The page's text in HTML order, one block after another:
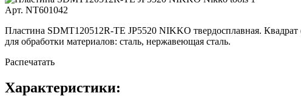
Арт. NT601042
Пластина SDMT120512R-TE JP5520 NIKKO твердосплавная.
для обработки материалов: сталь, нержавеющая сталь.
Распечатать
Характеристики: